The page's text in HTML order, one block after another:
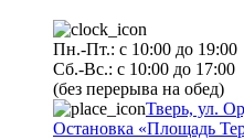
Пн.-Пт.: с 10:00 до 19:00
Сб.-Вс.: с 10:00 до 17:00
(без перерыва на обед)
Тверь, ул.
Остановка «Площадь